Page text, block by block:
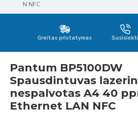
N NFC
Greitas pristatymas Susisiekti
Pantum BP5100DW
Spausdintuvas
nespalvotas A4 40
Ethernet LAN NFC